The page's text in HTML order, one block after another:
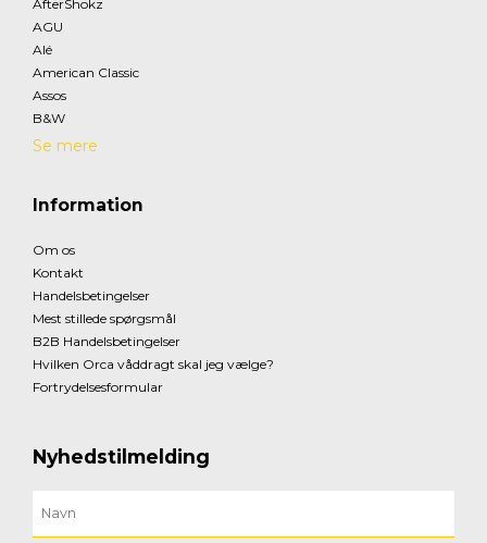
AfterShokz
AGU
Alé
American Classic
Assos
B&W
Se mere
Information
Om os
Kontakt
Handelsbetingelser
Mest stillede spørgsmål
B2B Handelsbetingelser
Hvilken Orca våddragt skal jeg vælge?
Fortrydelsesformular
Nyhedstilmelding